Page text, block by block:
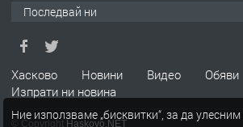
Училищни, гр.
Последвай ни
Хасково Новини Видео Обяви
Изпрати ни новина
© Copyright Haskovo.NET
Ние използваме „бисквитки“, за да